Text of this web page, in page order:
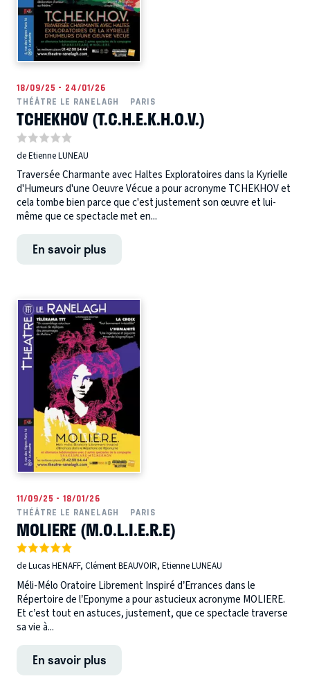
18/09/25 - 24/01/26
THÉÂTRE LE RANELAGH
PARIS
TCHEKHOV (T.C.H.E.K.H.O.V.)
de Etienne LUNEAU
Traversée Charmante avec Haltes Exploratoires dans la Kyrielle
d'Humeurs d'une Oeuvre Vécue a pour acronyme TCHEKHOV et
cela tombe bien parce que c'est justement son œuvre et lui-
même que ce spectacle met en...
En savoir plus
11/09/25 - 18/01/26
THÉÂTRE LE RANELAGH
PARIS
MOLIERE (M.O.L.I.E.R.E)
de Lucas HENAFF, Clément BEAUVOIR, Etienne LUNEAU
Méli-Mélo Oratoire Librement Inspiré d’Errances dans le
Répertoire de l’Eponyme a pour astucieux acronyme MOLIERE.
Et c’est tout en astuces, justement, que ce spectacle traverse
sa vie à...
En savoir plus